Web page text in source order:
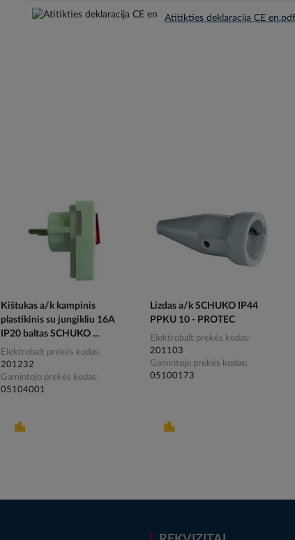
Atitikties deklaracija CE en.pdf
Kištukas a/k kampinis
plastikinis su jungikliu 16A
IP20 baltas SCHUKO ...
Elektrobalt prekės kodas
201232
Gamintojo prekės kodas
05104001
Lizdas a/k SCHUKO IP44
PPKU 10 - PROTEC
Elektrobalt prekės kodas
201103
Gamintojo prekės kodas
05100173